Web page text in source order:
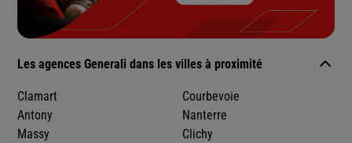
Les agences Generali dans les villes à proximité
Clamart
Antony
Massy
Courbevoie
Nanterre
Clichy